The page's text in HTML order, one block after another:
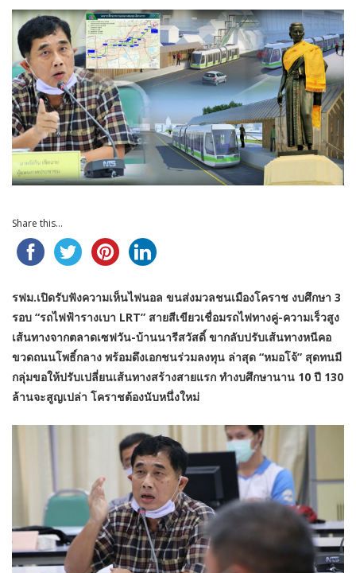
Share this...
รฟม.เปิดรับฟังความเห็นไฟนอล ขนส่งมวลชนเมืองโคราช งบศึกษา 3
รอบ “รถไฟฟ้ารางเบา LRT” สายสีเขียวเชื่อมรถไฟทางคู่-ความเร็วสูง
เส้นทางจากตลาดเซฟวัน-บ้านนารีสวัสดิ์ ขากลับปรับเส้นทางหนีคอ
ขวดถนนโพธิ์กลาง พร้อมดึงเอกชนร่วมลงทุน ล่าสุด “หมอโจ้” สุดทนมี
กลุ่มขอให้ปรับเปลี่ยนเส้นทางสร้างสายแรก ทำงบศึกษานาน 10 ปี 130
ล้านจะสูญเปล่า โคราชต้องนับหนึ่งใหม่